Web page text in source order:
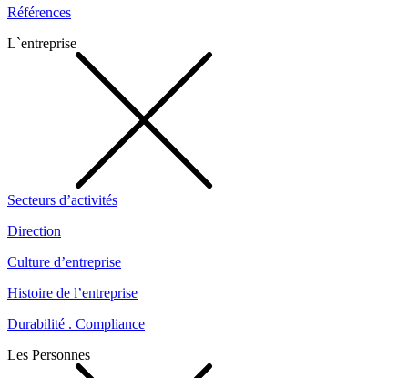
Références
L`entreprise
Secteurs d’activités
Direction
Culture d’entreprise
Histoire de l’entreprise
Durabilité . Compliance
Les Personnes